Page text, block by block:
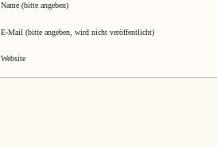
Name (bitte angeben)
E-Mail (bitte angeben, wird nicht veröffentlicht)
Website